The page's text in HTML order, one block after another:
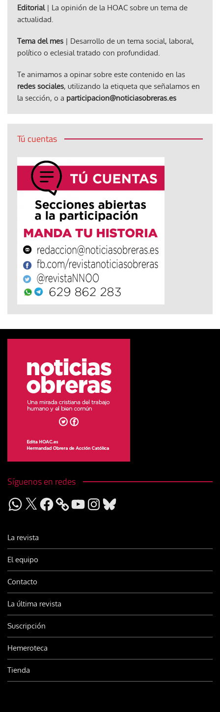
Editorial| La opinión de la HOAC sobre un tema de
actualidad.
Tema del mes | Desarrollo de un tema social, laboral,
político o eclesial tratado con profundidad.
Te animamos a opinar sobre este contenido en las
redes sociales, utilizando la etiqueta que señalamos en
la sección, o a participacion@noticiasobreras.es
Tú cuentas
Síguenos en redes
WhatsApp
X Facebook YouTubeInstagram
Bluesky
La revista
El equipo
Contacto
La última revista
Suscripción
Hemeroteca
Tienda